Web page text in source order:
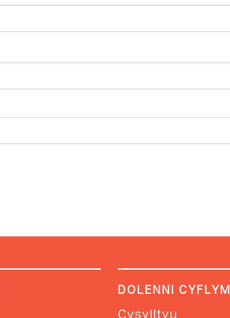
DOLENNI CYFLYM
Cysylltyu